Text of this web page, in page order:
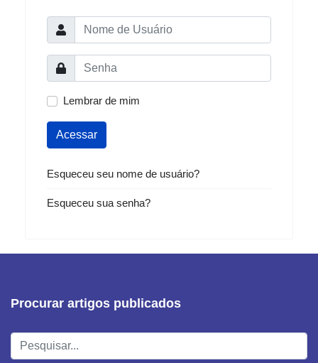
Lembrar de mim
Acessar
Esqueceu seu nome de usuário?
Esqueceu sua senha?
Procurar artigos publicados
Pesquisar...